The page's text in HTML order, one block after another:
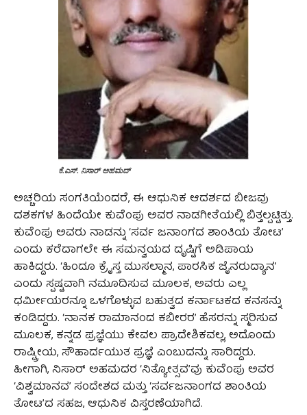
ಕೆ.ಎಸ್. ನಿಸಾರ್ ಅಹಮದ್
ಅಚ್ಚರಿಯ ಸಂಗತಿಯೆಂದರೆ, ಈ ಆಧುನಿಕ ಆದರ್ಶದ ಬೀಜವು
ದಶಕಗಳ ಹಿಂದೆಯೇ ಕುವೆಂಪು ಅವರ ನಾಡಗೀತೆಯಲ್ಲಿ ಬಿತ್ತಲ್ಪಟ್ಟಿತ್ತು.
ಕುವೆಂಪು ಅವರು ನಾಡನ್ನು ‘ಸರ್ವ ಜನಾಂಗದ ಶಾಂತಿಯ ತೋಟ’
ಎಂದು ಕರೆದಾಗಲೇ ಈ ಸಮನ್ವಯದ ದೃಷ್ಟಿಗೆ ಅಡಿಪಾಯ
ಹಾಕಿದ್ದರು. ‘ಹಿಂದೂ ಕ್ರೈಸ್ತ ಮುಸಲ್ಮಾನ, ಪಾರಸಿಕ ಜೈನರುದ್ಯಾನ’
ಎಂದು ಸ್ಪಷ್ಟವಾಗಿ ನಮೂದಿಸುವ ಮೂಲಕ, ಅವರು ಎಲ್ಲ
ಧರ್ಮೀಯರನ್ನೂ ಒಳಗೊಳ್ಳುವ ಬಹುತ್ವದ ಕರ್ನಾಟಕದ ಕನಸನ್ನು
ಕಂಡಿದ್ದರು. ‘ನಾನಕ ರಾಮಾನಂದ ಕಬೀರರ’ ಹೆಸರನ್ನು ಸ್ಮರಿಸುವ
ಮೂಲಕ, ಕನ್ನಡ ಪ್ರಜ್ಞೆಯು ಕೇವಲ ಪ್ರಾದೇಶಿಕವಲ್ಲ, ಅದೊಂದು
ರಾಷ್ಟ್ರೀಯ, ಸೌಹಾರ್ದಯುತ ಪ್ರಜ್ಞೆ ಎಂಬುದನ್ನು ಸಾರಿದ್ದರು.
ಹೀಗಾಗಿ, ನಿಸಾರ್ ಅಹಮದರ ‘ನಿತ್ಯೋತ್ಸವ’ವು ಕುವೆಂಪು ಅವರ
‘ವಿಶ್ವಮಾನವ’ ಸಂದೇಶದ ಮತ್ತು ‘ಸರ್ವಜನಾಂಗದ ಶಾಂತಿಯ
ತೋಟ’ದ ಸಹಜ, ಆಧುನಿಕ ವಿಸ್ತರಣೆಯಾಗಿದೆ.